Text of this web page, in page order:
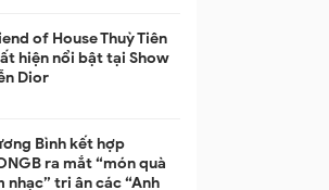
of House Thuỳ Tiên
hiện nổi bật tại Show
Dior
Bình kết hợp
ra mắt “món quà
nhạc” tri ân các “Anh